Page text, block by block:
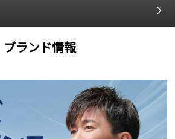
ブランド情報